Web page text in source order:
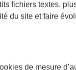
fichiers textes,
du site et faire
de mesure